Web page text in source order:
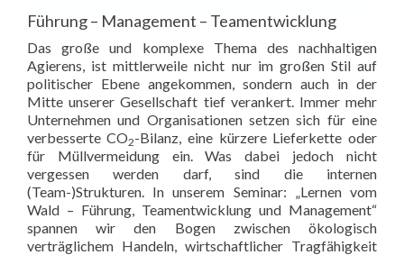
Führung – Management – Teamentwicklung
Das große und komplexe Thema des nachhaltigen
Agierens, ist mittlerweile nicht nur im großen Stil auf
politischer Ebene angekommen, sondern auch in der
Mitte unserer Gesellschaft tief verankert. Immer mehr
Unternehmen und Organisationen setzen sich für eine
verbesserte CO2-Bilanz, eine kürzere Lieferkette oder
für Müllvermeidung ein. Was dabei jedoch nicht
vergessen werden darf, sind die internen
(Team-)Strukturen. In unserem Seminar: „Lernen vom
Wald – Führung, Teamentwicklung und Management“
spannen wir den Bogen zwischen ökologisch
verträglichem Handeln, wirtschaftlicher Tragfähigkeit